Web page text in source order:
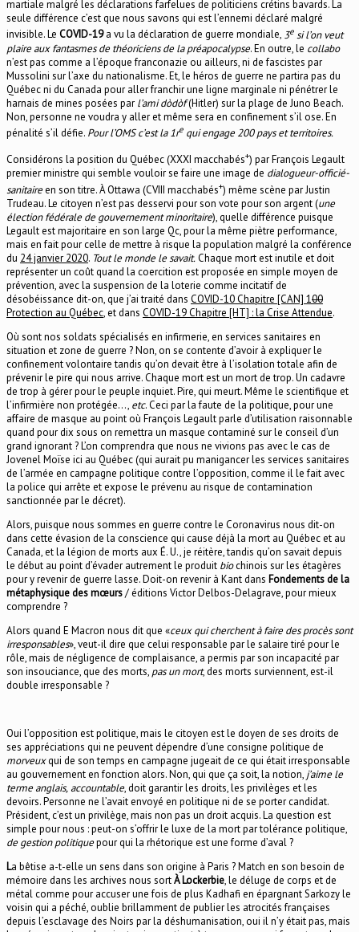
martiale malgré les déclarations farfelues de politiciens crétins bavards. La
seule différence c’est que nous savons qui est l’ennemi déclaré malgré
invisible. Le COVID-19a vu la déclaration de guerre mondiale, 3e si l’on veut
plaire aux fantasmes de théoriciens de la préapocalypse. En outre, le collabo
n’est pas comme a l’époque franconazie ou ailleurs, ni de fascistes par
Mussolini sur l’axe du nationalisme. Et, le héros de guerre ne partira pas du
Québec ni du Canada pour aller franchir une ligne marginale ni pénétrer le
harnais de mines posées par l’ami dòdòf(Hitler) sur la plage de Juno Beach.
Non, personne ne voudra y aller et même sera en confinement s’il ose. En
pénalité s’il défie. Pour l’OMS c’est la 1re qui engage 200 pays et territoires.
Considérons la position du Québec (XXXI macchabés+) par François Legault
premier ministre qui semble vouloir se faire une image de dialogueur-officié-
sanitaireen son titre. À Ottawa (CVIII macchabés+) même scène par Justin
Trudeau. Le citoyen n’est pas desservi pour son vote pour son argent (une
élection fédérale de gouvernement minoritaire), quelle différence puisque
Legault est majoritaire en son large Qc, pour la même piètre performance,
mais en fait pour celle de mettre à risque la population malgré la conférence
du 24 janvier 2020. Tout le monde le savait.Chaque mort est inutile et doit
représenter un coût quand la coercition est proposée en simple moyen de
prévention, avec la suspension de la loterie comme incitatif de
désobéissance dit-on, que j’ai traité dans COVID-10 Chapitre [CAN] 100
Protection au Québec, et dans COVID-19 Chapitre [HT] : la Crise Attendue.
Où sont nos soldats spécialisés en infirmerie, en services sanitaires en
situation et zone de guerre ? Non, on se contente d’avoir à expliquer le
confinement volontaire tandis qu’on devait être à l’isolation totale afin de
prévenir le pire qui nous arrive. Chaque mort est un mort de trop. Un cadavre
de trop à gérer pour le peuple inquiet. Pire, qui meurt. Même le scientifique et
l’infirmière non protégée…, etc. Ceci par la faute de la politique, pour une
affaire de masque au point où François Legault parle d’utilisation raisonnable
quand pour dix sous on remettra un masque contaminé sur le conseil d’un
grand ignorant ? L’on comprendra que nous ne vivions pas avec le cas de
Jovenel Moïse ici au Québec (qui aurait pu manigancer les services sanitaires
de l’armée en campagne politique contre l’opposition, comme il le fait avec
la police qui arrête et expose le prévenu au risque de contamination
sanctionnée par le décret).
Alors, puisque nous sommes en guerre contre le Coronavirus nous dit-on
dans cette évasion de la conscience qui cause déjà la mort au Québec et au
Canada, et la légion de morts aux É. U., je réitère, tandis qu’on savait depuis
le début au point d’évader autrement le produit biochinois sur les étagères
pour y revenir de guerre lasse. Doit-on revenir à Kant dans Fondements de la
métaphysique des mœurs/ éditions Victor Delbos-Delagrave, pour mieux
comprendre ?
Alors quand E Macron nous dit que «ceux qui cherchent à faire des procès sont
irresponsables», veut-il dire que celui responsable par le salaire tiré pour le
rôle, mais de négligence de complaisance, a permis par son incapacité par
son insouciance, que des morts, pas un mort, des morts surviennent, est-il
double irresponsable ?
Oui l’opposition est politique, mais le citoyen est le doyen de ses droits de
ses appréciations qui ne peuvent dépendre d’une consigne politique de
morveuxqui de son temps en campagne jugeait de ce qui était irresponsable
au gouvernement en fonction alors. Non, qui que ça soit, la notion, j’aime le
terme anglais, accountable, doit garantir les droits, les privilèges et les
devoirs. Personne ne l’avait envoyé en politique ni de se porter candidat.
Président, c’est un privilège, mais non pas un droit acquis. La question est
simple pour nous : peut-on s’offrir le luxe de la mort par tolérance politique,
de gestion politiquepour qui la rhétorique est une forme d’aval ?
La bêtise a-t-elle un sens dans son origine à Paris ? Match en son besoin de
mémoire dans les archives nous sortÀ Lockerbie, le déluge de corps et de
métal comme pour accuser une fois de plus Kadhafi en épargnant Sarkozy le
voisin qui a péché, oublie brillamment de publier les atrocités françaises
depuis l’esclavage des Noirs par la déshumanisation, oui il n’y était pas, mais